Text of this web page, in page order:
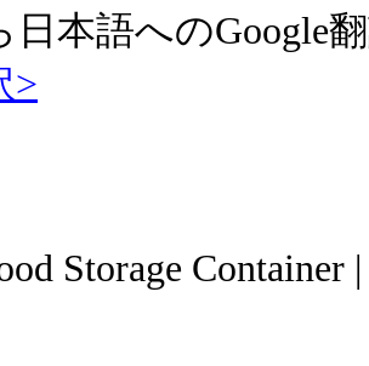
日本語へのGoogle
>
Storage Container